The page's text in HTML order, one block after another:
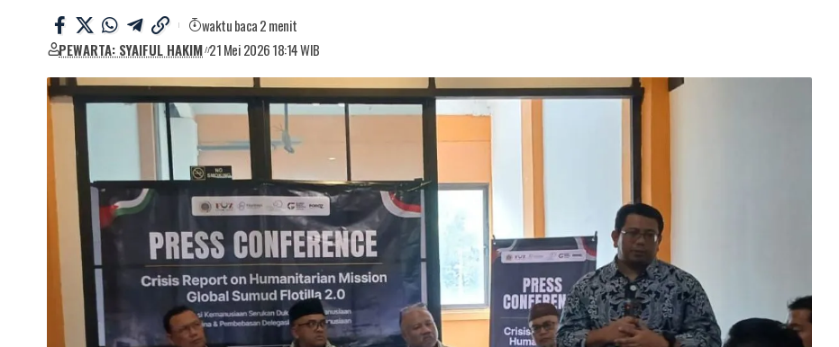
PEWARTA: SYAIFUL HAKIM 21 Mei 2026 18:14 WIB
waktu baca 2 menit